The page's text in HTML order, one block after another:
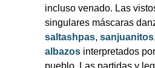
incluso venado. Las
singulares máscaras
saltashpas, sanjuanitos,
albazos interpretados